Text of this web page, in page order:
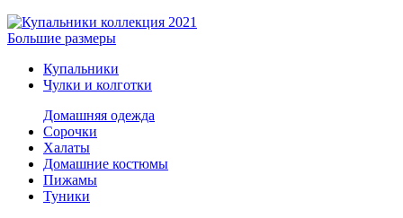
Большие размеры
Купальники
Чулки и колготки
Домашняя одежда
Сорочки
Халаты
Домашние костюмы
Пижамы
Туники